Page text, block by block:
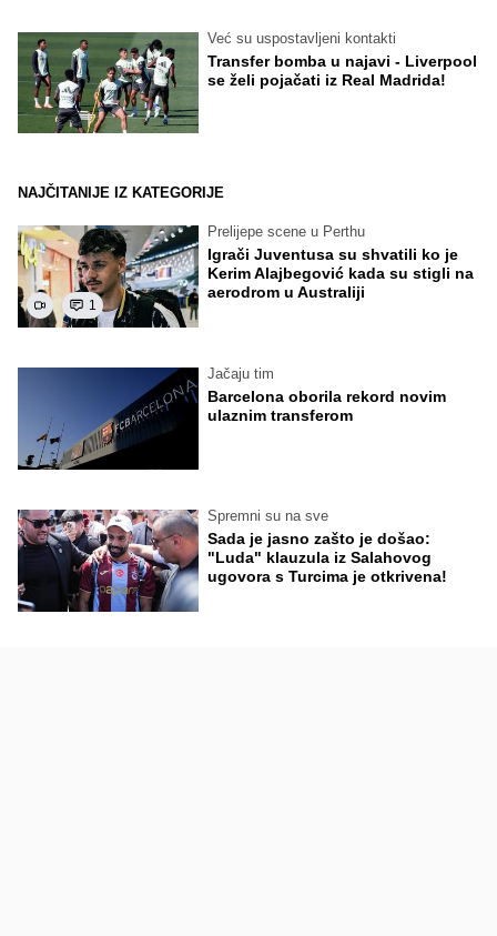
Već su uspostavljeni kontakti
Transfer bomba u najavi - Liverpool
se želi pojačati iz Real Madrida!
NAJČITANIJE IZ KATEGORIJE
1
Prelijepe scene u Perthu
Igrači Juventusa su shvatili ko je
Kerim Alajbegović kada su stigli na
aerodrom u Australiji
Jačaju tim
Barcelona oborila rekord novim
ulaznim transferom
Spremni su na sve
Sada je jasno zašto je došao:
"Luda" klauzula iz Salahovog
ugovora s Turcima je otkrivena!